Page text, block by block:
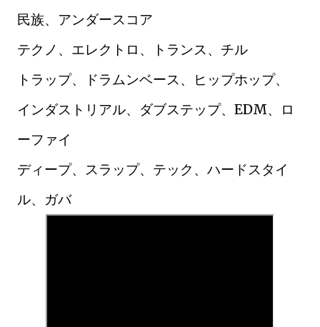
民族、アンダースコア
テクノ、エレクトロ、トランス、チル
トラップ、ドラムンベース、ヒップホップ、
インダストリアル、ダブステップ、EDM、ロ
ーファイ
ディープ、スラップ、テック、ハードスタイ
ル、ガバ